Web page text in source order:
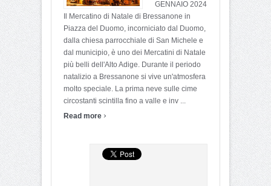
GENNAIO 2024
Il Mercatino di Natale di Bressanone in
Piazza del Duomo, incorniciato dal Duomo,
dalla chiesa parrocchiale di San Michele e
dal municipio, è uno dei Mercatini di Natale
più belli dell'Alto Adige. Durante il periodo
natalizio a Bressanone si vive un'atmosfera
molto speciale. La prima neve sulle cime
circostanti scintilla fino a valle e inv ...
Read more ›